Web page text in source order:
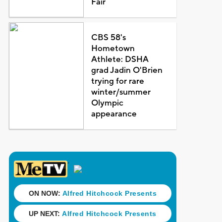
CBS 58's
Hometown
Athlete: DSHA
grad Jadin O'Brien
trying for rare
winter/summer
Olympic
appearance